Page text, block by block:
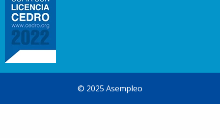
© 2025 Asempleo